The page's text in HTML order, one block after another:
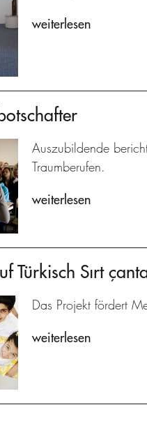
weiterlesen
Auszubildende
Traumberufen.
weiterlesen
Türkisch Sırt
Das Projekt fördert
weiterlesen